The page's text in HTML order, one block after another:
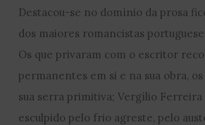
Destacou-se no domínio da prosa
dos maiores romancistas
Os que privaram com o escritor
permanentes em si e na sua obra,
sua serra primitiva; Vergílio Ferreira
esculpido pelo frio agreste, pelo